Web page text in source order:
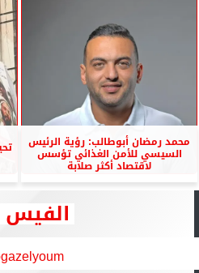
محمد رمضان أبوطالب: رؤية الرئيس
السيسي للأمن الغذائي تؤسس
لاقتصاد أكثر صلابة